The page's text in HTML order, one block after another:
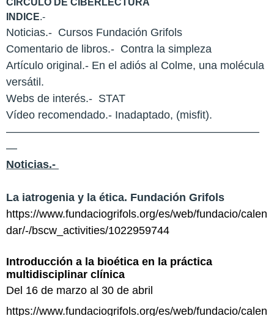
CIRCULO DE CIBERLECTURA
INDICE.-
Noticias.- Cursos Fundación Grifols
Comentario de libros.- Contra la simpleza
Artículo original.- En el adiós al Colme, una molécula
versátil.
Webs de interés.- STAT
Vídeo recomendado.- Inadaptado, (misfit).
———————————————————————
—
Noticias.-
La iatrogenia y la ética. Fundación Grifols
https://www.fundaciogrifols.org/es/web/fundacio/calen
dar/-/bscw_activities/1022959744
Introducción a la bioética en la práctica
multidisciplinar clínica
Del 16 de marzo al 30 de abril
https://www.fundaciogrifols.org/es/web/fundacio/calen